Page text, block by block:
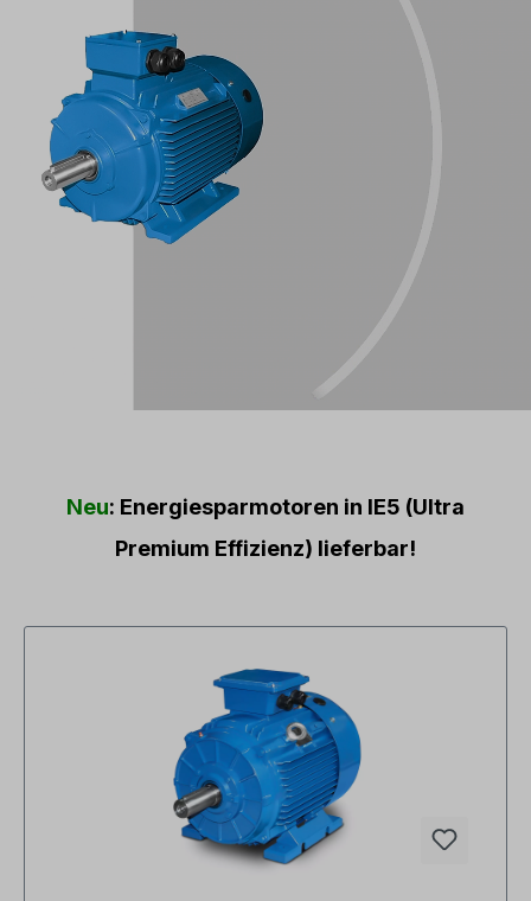
Neu: Energiesparmotoren in IE5 (Ultra
Premium Effizienz) lieferbar!